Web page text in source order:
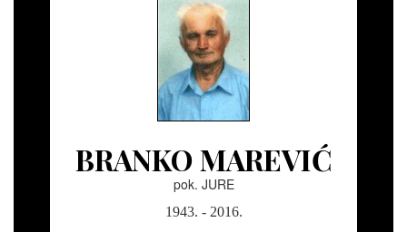
BRANKO MAREVIĆ
pok. JURE
1943. - 2016.